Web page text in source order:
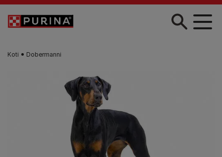
Skip to main content
Koti Dobermanni